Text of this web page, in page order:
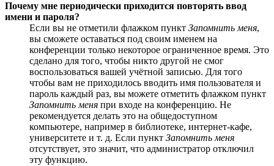
Почему мне периодически приходится повторять ввод
имени и пароля?
Если вы не отметили флажком пункт Запомнить меня,
вы сможете оставаться под своим именем на
конференции только некоторое ограниченное время. Это
сделано для того, чтобы никто другой не смог
воспользоваться вашей учётной записью. Для того
чтобы вам не приходилось вводить имя пользователя и
пароль каждый раз, вы можете отметить флажком пункт
Запомнить меня при входе на конференцию. Не
рекомендуется делать это на общедоступном
компьютере, например в библиотеке, интернет-кафе,
университете и т. д. Если пункт Запомнить меня
отсутствует, это значит, что администратор отключил
эту функцию.